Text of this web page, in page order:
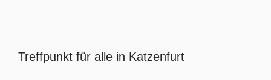
grösseres
Treffpunkt für alle in Katzenfurt